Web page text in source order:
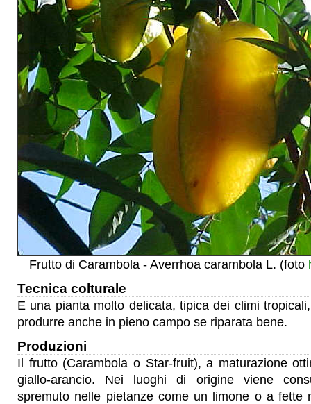
Frutto di Carambola - Averrhoa carambola L. (foto
Tecnica colturale
E una pianta molto delicata, tipica dei climi
produrre anche in pieno campo se riparata bene.
Produzioni
Il frutto (Carambola o Star-fruit), a maturazione
giallo-arancio. Nei luoghi di origine viene
spremuto nelle pietanze come un limone o a fette